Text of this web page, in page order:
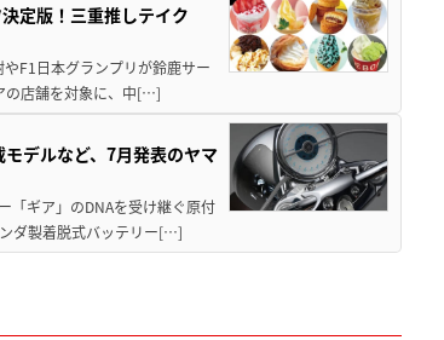
定版！三重推しテイク
F1日本グランプリが鈴鹿サー
の店舗を対象に、中[…]
デルなど、7月発表のヤマ
「ギア」のDNAを受け継ぐ原付
ダ製着脱式バッテリー[…]